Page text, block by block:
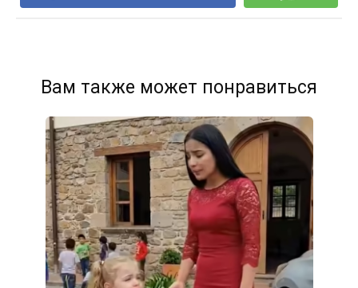
Вам также может понравиться